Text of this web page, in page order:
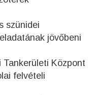
szünidei
jövőbeni
Központ
felvételi